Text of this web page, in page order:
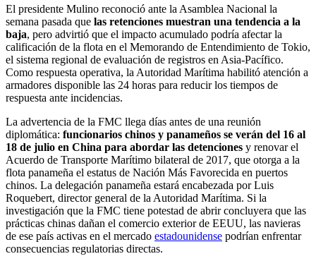
El presidente Mulino reconoció ante la Asamblea Nacional la
semana pasada que las retenciones muestran una tendencia a la
baja, pero advirtió que el impacto acumulado podría afectar la
calificación de la flota en el Memorando de Entendimiento de Tokio,
el sistema regional de evaluación de registros en Asia-Pacífico.
Como respuesta operativa, la Autoridad Marítima habilitó atención a
armadores disponible las 24 horas para reducir los tiempos de
respuesta ante incidencias.
La advertencia de la FMC llega días antes de una reunión
diplomática: funcionarios chinos y panameños se verán del 16 al
18 de julio en China para abordar las detenciones y renovar el
Acuerdo de Transporte Marítimo bilateral de 2017, que otorga a la
flota panameña el estatus de Nación Más Favorecida en puertos
chinos. La delegación panameña estará encabezada por Luis
Roquebert, director general de la Autoridad Marítima. Si la
investigación que la FMC tiene potestad de abrir concluyera que las
prácticas chinas dañan el comercio exterior de EEUU, las navieras
de ese país activas en el mercado estadounidense podrían enfrentar
consecuencias regulatorias directas.